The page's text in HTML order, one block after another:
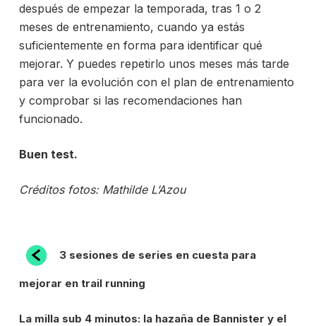
después de empezar la temporada, tras 1 o 2
meses de entrenamiento, cuando ya estás
suficientemente en forma para identificar qué
mejorar. Y puedes repetirlo unos meses más tarde
para ver la evolución con el plan de entrenamiento
y comprobar si las recomendaciones han
funcionado.
Buen test.
Créditos fotos: Mathilde L’Azou
NAVEGACIÓN
DE
Entrada
anterior:
3 sesiones de series en cuesta para
mejorar en trail running
Siguiente
La milla sub 4 minutos: la hazaña de Bannister y el